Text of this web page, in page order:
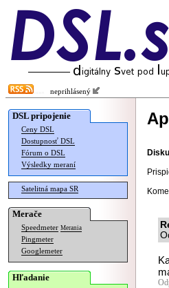
neprihlásený
DSL pripojenie
Ceny DSL
Dostupnosť DSL
Fórum o DSL
Výsledky meraní
Satelitná mapa SR
Merače
Speedmeter Merania
Pingmeter
Googlemeter
Hľadanie